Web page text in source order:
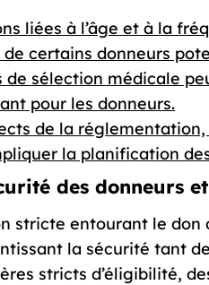
liées à l’âge et à la
certains donneurs
de sélection médicale
pour les donneurs.
de la
la planification
des donneurs
stricte entourant le don
la sécurité tant
stricts d’éligibilité,